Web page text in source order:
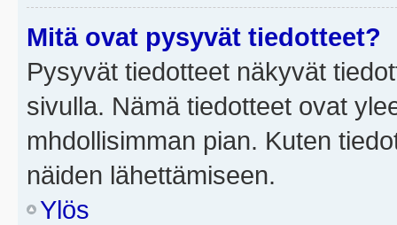
Mitä ovat pysyvät tiedotteet?
Pysyvät tiedotteet näkyvät
sivulla. Nämä tiedotteet ovat
mhdollisimman pian. Kuten
näiden lähettämiseen.
Ylös